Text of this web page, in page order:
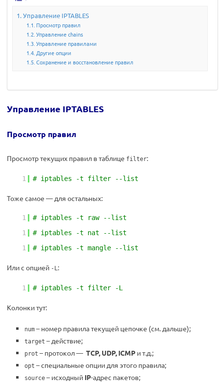
Управление IPTABLES
Просмотр правил
Управление chains
Управление правилами
Другие опции
Сохранение и восстановление правил
Управление IPTABLES
Просмотр правил
Просмотр текущих правил в таблице filter:
1 # iptables -t filter --list
Тоже самое — для остальных:
1
# iptables -t raw --list
1
# iptables -t nat --list
1
# iptables -t mangle --list
Или с опцией -L:
1 # iptables -t filter -L
Колонки тут:
num – номер правила текущей цепочке (см. дальше);
target – действие;
prot – протокол — TCP, UDP, ICMP и т.д.;
opt – специальные опции для этого правила;
source – исходный IP-адрес пакетов;